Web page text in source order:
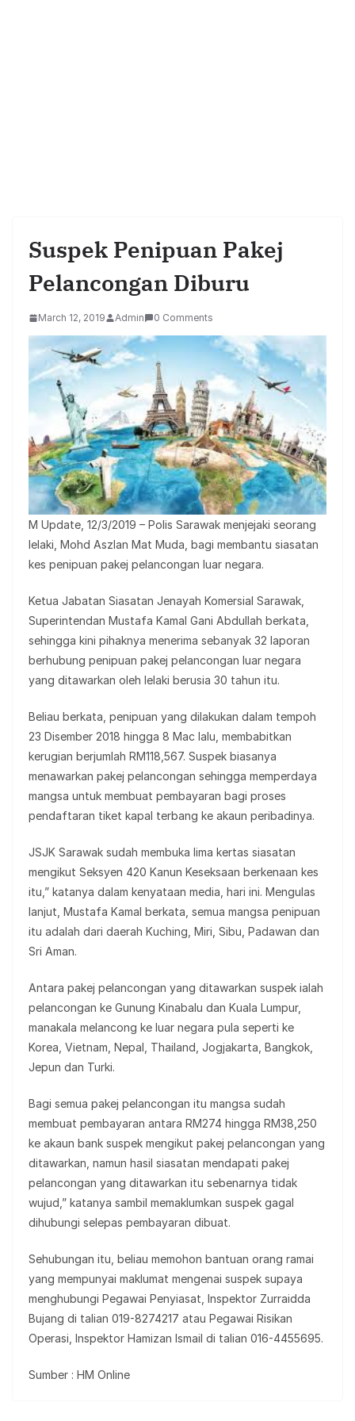
Suspek Penipuan Pakej
Pelancongan Diburu
March 12, 2019 Admin 0 Comments
M Update, 12/3/2019 – Polis Sarawak menjejaki seorang
lelaki, Mohd Aszlan Mat Muda, bagi membantu siasatan
kes penipuan pakej pelancongan luar negara.
Ketua Jabatan Siasatan Jenayah Komersial Sarawak,
Superintendan Mustafa Kamal Gani Abdullah berkata,
sehingga kini pihaknya menerima sebanyak 32 laporan
berhubung penipuan pakej pelancongan luar negara
yang ditawarkan oleh lelaki berusia 30 tahun itu.
Beliau berkata, penipuan yang dilakukan dalam tempoh
23 Disember 2018 hingga 8 Mac lalu, membabitkan
kerugian berjumlah RM118,567. Suspek biasanya
menawarkan pakej pelancongan sehingga memperdaya
mangsa untuk membuat pembayaran bagi proses
pendaftaran tiket kapal terbang ke akaun peribadinya.
JSJK Sarawak sudah membuka lima kertas siasatan
mengikut Seksyen 420 Kanun Keseksaan berkenaan kes
itu,” katanya dalam kenyataan media, hari ini. Mengulas
lanjut, Mustafa Kamal berkata, semua mangsa penipuan
itu adalah dari daerah Kuching, Miri, Sibu, Padawan dan
Sri Aman.
Antara pakej pelancongan yang ditawarkan suspek ialah
pelancongan ke Gunung Kinabalu dan Kuala Lumpur,
manakala melancong ke luar negara pula seperti ke
Korea, Vietnam, Nepal, Thailand, Jogjakarta, Bangkok,
Jepun dan Turki.
Bagi semua pakej pelancongan itu mangsa sudah
membuat pembayaran antara RM274 hingga RM38,250
ke akaun bank suspek mengikut pakej pelancongan yang
ditawarkan, namun hasil siasatan mendapati pakej
pelancongan yang ditawarkan itu sebenarnya tidak
wujud,” katanya sambil memaklumkan suspek gagal
dihubungi selepas pembayaran dibuat.
Sehubungan itu, beliau memohon bantuan orang ramai
yang mempunyai maklumat mengenai suspek supaya
menghubungi Pegawai Penyiasat, Inspektor Zurraidda
Bujang di talian 019-8274217 atau Pegawai Risikan
Operasi, Inspektor Hamizan Ismail di talian 016-4455695.
Sumber : HM Online